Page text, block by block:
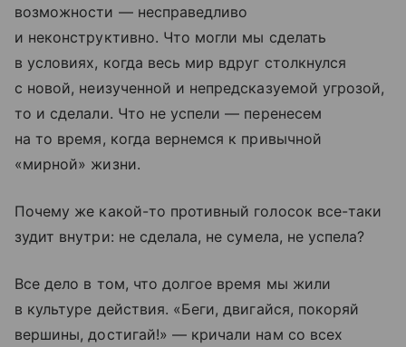
возможности — несправедливо
и неконструктивно. Что могли мы сделать
в условиях, когда весь мир вдруг столкнулся
с новой, неизученной и непредсказуемой угрозой,
то и сделали. Что не успели — перенесем
на то время, когда вернемся к привычной
«мирной» жизни.
Почему же какой-то противный голосок все-таки
зудит внутри: не сделала, не сумела, не успела?
Все дело в том, что долгое время мы жили
в культуре действия. «Беги, двигайся, покоряй
вершины, достигай!» — кричали нам со всех